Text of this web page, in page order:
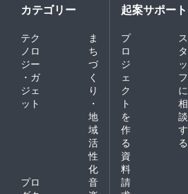
カテゴリー
テク
ノロ
ジー
・ガ
ジェ
ット
ま
ち
づ
く
り
・
地
域
活
性
化
プロ
音
起案サポート
プ
ロ
ジ
ェ
ク
ト
を
作
る
ス
タ
ッ
フ
に
相
談
す
る
資
料
請